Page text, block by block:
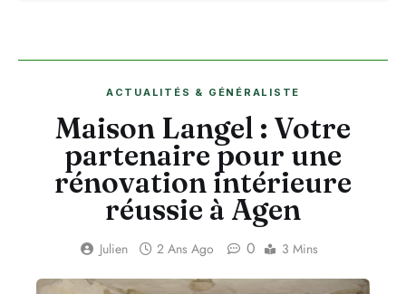
ACTUALITÉS & GÉNÉRALISTE
Maison Langel : Votre
partenaire pour une
rénovation intérieure
réussie à Agen
Julien 2 Ans Ago 0 3 Mins